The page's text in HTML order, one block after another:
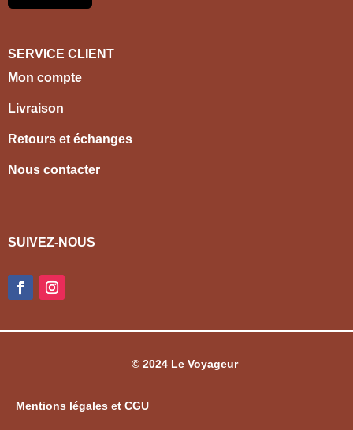
SERVICE CLIENT
Mon compte
Livraison
Retours et échanges
Nous contacter
SUIVEZ-NOUS
© 2024 Le Voyageur
Mentions légales et CGU